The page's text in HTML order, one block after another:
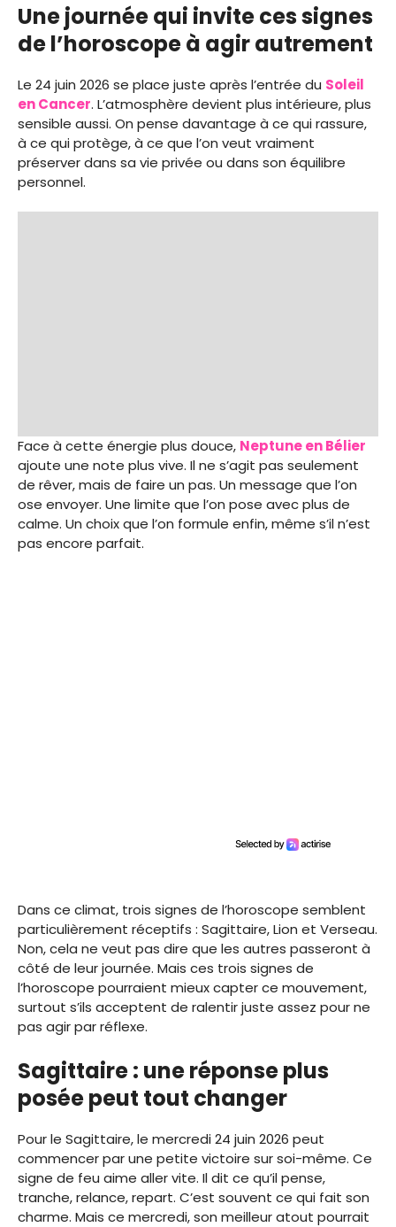
Une journée qui invite ces signes
de l’horoscope à agir autrement
Le 24 juin 2026 se place juste après l’entrée du Soleil
en Cancer. L’atmosphère devient plus intérieure, plus
sensible aussi. On pense davantage à ce qui rassure,
à ce qui protège, à ce que l’on veut vraiment
préserver dans sa vie privée ou dans son équilibre
personnel.
Face à cette énergie plus douce, Neptune en Bélier
ajoute une note plus vive. Il ne s’agit pas seulement
de rêver, mais de faire un pas. Un message que l’on
ose envoyer. Une limite que l’on pose avec plus de
calme. Un choix que l’on formule enfin, même s’il n’est
pas encore parfait.
Dans ce climat, trois signes de l’horoscope semblent
particulièrement réceptifs : Sagittaire, Lion et Verseau.
Non, cela ne veut pas dire que les autres passeront à
côté de leur journée. Mais ces trois signes de
l’horoscope pourraient mieux capter ce mouvement,
surtout s’ils acceptent de ralentir juste assez pour ne
pas agir par réflexe.
Sagittaire : une réponse plus
posée peut tout changer
Pour le Sagittaire, le mercredi 24 juin 2026 peut
commencer par une petite victoire sur soi-même. Ce
signe de feu aime aller vite. Il dit ce qu’il pense,
tranche, relance, repart. C’est souvent ce qui fait son
charme. Mais ce mercredi, son meilleur atout pourrait